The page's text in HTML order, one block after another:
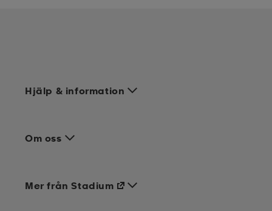
Hjälp & information
Om oss
Mer från Stadium